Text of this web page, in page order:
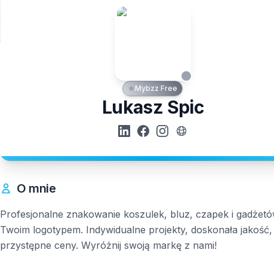
Mybzz Free
Lukasz Spic
O mnie
Profesjonalne znakowanie koszulek, bluz, czapek i
Twoim logotypem. Indywidualne projekty, doskonała jakość,
przystępne ceny. Wyróżnij swoją markę z nami!